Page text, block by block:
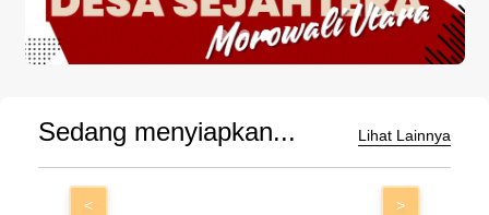
Sedang menyiapkan... Lihat Lainnya
< >